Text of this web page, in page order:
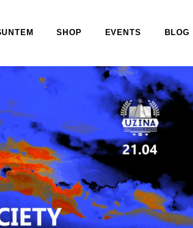
SHOP EVENTS BLOG